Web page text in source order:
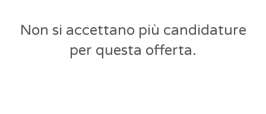
Non si accettano più candidature
per questa offerta.